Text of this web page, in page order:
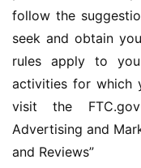
follow the
seek and obtain
rules apply to
activities for which
visit the
Advertising and
and Reviews”